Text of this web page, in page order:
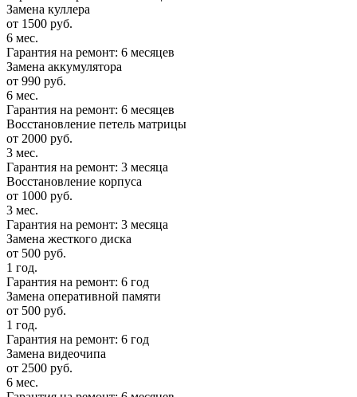
Замена куллера
от 1500 руб.
6 мес.
Гарантия на ремонт: 6 месяцев
Замена аккумулятора
от 990 руб.
6 мес.
Гарантия на ремонт: 6 месяцев
Восстановление петель матрицы
от 2000 руб.
3 мес.
Гарантия на ремонт: 3 месяца
Восстановление корпуса
от 1000 руб.
3 мес.
Гарантия на ремонт: 3 месяца
Замена жесткого диска
от 500 руб.
1 год.
Гарантия на ремонт: 6 год
Замена оперативной памяти
от 500 руб.
1 год.
Гарантия на ремонт: 6 год
Замена видеочипа
от 2500 руб.
6 мес.